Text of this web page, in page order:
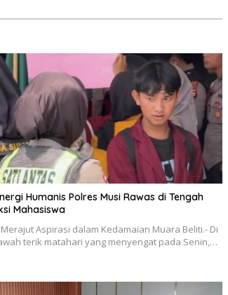
Humanis Polres Musi Rawas di Tengah
Mahasiswa
Aspirasi dalam Kedamaian Muara Beliti.- Di
terik matahari yang menyengat pada Senin,…